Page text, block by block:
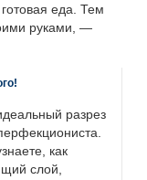
еда. Тем
руками, —
разрез
как
слой,